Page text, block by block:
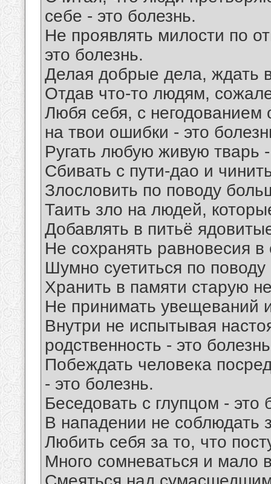
себе - это болезнь.
Не проявлять милости по
это болезнь.
Делая добрые дела, ждать
Отдав что-то людям,
Любя себя, с негодованием
на твои ошибки - это
Ругать любую живую тварь
Сбивать с пути-дао и
Злословить по поводу
Таить зло на людей,
Добавлять в питьё
Не сохранять равновесия в
Шумно суетиться по
Хранить в памяти старую
Не принимать увещеваний
Внутри не испытывая
родственность - это
Побеждать человека
- это болезнь.
Беседовать с глупцом - это
В нападении не соблюдать
Любить себя за то, что
Много сомневаться и мало